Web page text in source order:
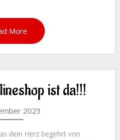
More
ist da!!!
2023
dein Herz begehrt von